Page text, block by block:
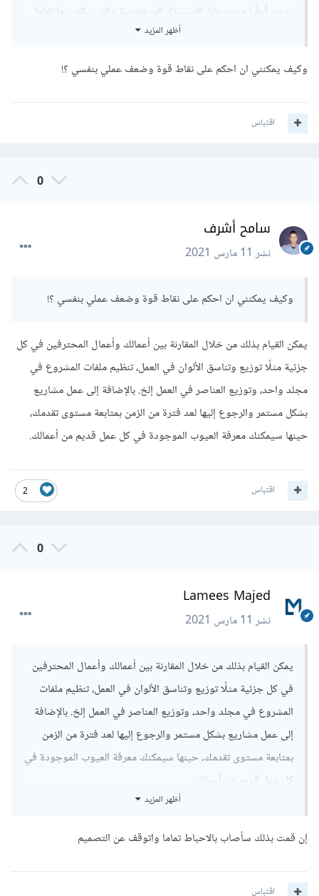
يوجد أيضًا مجموعات الفيسبوك المتخصصة والتي يكون بها تفاعل
كبير (حسب المجموعة وعدد الأعضاء المتفاعلين).
ولكي تزيدي من مستوى إحترافك يجب أن تقارني كل عمل من
والضعف وتحاولي تحسينها أكثر فأكثر حتى تكوني راضية عن
أظهر المزيد
وكيف يمكنني ان احكم على نقاط قوة وضعف عملي بنفسي ؟!
اقتباس
0
سامح أشرف
نشر11 مارس 2021
وكيف يمكنني ان احكم على نقاط قوة وضعف عملي بنفسي ؟!
يمكن القيام بذلك من خلال المقارنة بين أعمالك وأعمال المحترفين في كل
جزئية مثلًا توزيع وتناسق الألوان في العمل، تنظيم ملفات المشروع في
مجلد واحد، وتوزيع العناصر في العمل إلخ. بالإضافة إلى عمل مشاريع
بشكل مستمر والرجوع إليها لعد فترة من الزمن بمتابعة مستوى تقدمك،
حينها سيمكنك معرفة العيوب الموجودة في كل عمل قديم من أعمالك.
2 اقتباس
0
Lamees Majed
نشر11 مارس 2021
يمكن القيام بذلك من خلال المقارنة بين أعمالك وأعمال المحترفين
في كل جزئية مثلًا توزيع وتناسق الألوان في العمل، تنظيم ملفات
المشروع في مجلد واحد، وتوزيع العناصر في العمل إلخ. بالإضافة
إلى عمل مشاريع بشكل مستمر والرجوع إليها لعد فترة من الزمن
بمتابعة مستوى تقدمك، حينها سيمكنك معرفة العيوب الموجودة في
كل عمل قديم من أعمالك.
أظهر المزيد
إن قمت بذلك سأصاب بالاحباط تماما واتوقف عن التصميم
اقتباس